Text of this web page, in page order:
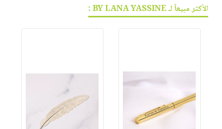
الأكثر مبيعاً لـ BY LANA YASSINE :